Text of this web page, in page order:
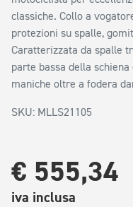
classiche. Collo a
protezioni su spalle,
Caratterizzata da spalle
parte bassa della
maniche oltre a fodera
SKU: MLLS21105
€ 555,34
iva inclusa